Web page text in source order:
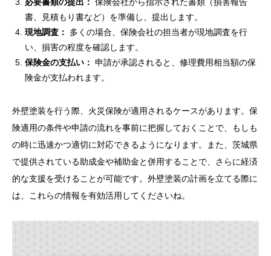
必要書類の提出： 保険会社から指示された書類（損害報告
書、見積もり書など）を準備し、提出します。
現地調査：
多くの場合、保険会社の担当者が現地調査を行
い、損害の程度を確認します。
保険金の支払い： 申請が承認されると、修理費用相当額の保
険金が支払われます。
外壁塗装を行う際、火災保険が適用されるケースがあります。保
険適用の条件や申請の流れを事前に把握しておくことで、もしも
の時に迅速かつ適切に対応できるようになります。また、茨城県
で提供されている助成金や補助金と併用することで、さらに経済
的な支援を受けることが可能です。外壁塗装の計画を立てる際に
は、これらの情報を有効活用してくださいね。